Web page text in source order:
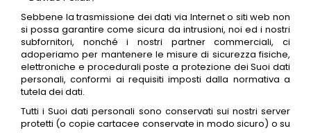
Sebbene la trasmissione dei dati via Internet o siti web non
si possa garantire come sicura da intrusioni, noi ed i nostri
subfornitori, nonché i nostri partner commerciali, ci
adoperiamo per mantenere le misure di sicurezza fisiche,
elettroniche e procedurali poste a protezione dei Suoi dati
personali, conformi ai requisiti imposti dalla normativa a
tutela dei dati.
Tutti i Suoi dati personali sono conservati sui nostri server
protetti (o copie cartacee conservate in modo sicuro) o su